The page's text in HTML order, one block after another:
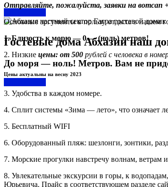
Гостевые дома Абхазии наш
До моря — ноль! Метров. Вам не
Отправляйте, пожалуйста, заявки на вотсап
Основные аргументы в пользу отдыха в нашем
1. Близость к морю — 0 — (ноль) метров!
2. Низкие цены: от 500 рублей с человека в
Цены актуальны на весну 2023
3. Удобства в каждом номере.
4. Сплит системы «Зима — лето», что означает
5. Бесплатный WIFI
6. Оборудованный пляж: шезлонги, зонтики,
7. Морские прогулки навстречу волнам, ветрам
8. Увлекательные экскурсии в горы, к
Юрьевича. Прайс в соответствующем разделе